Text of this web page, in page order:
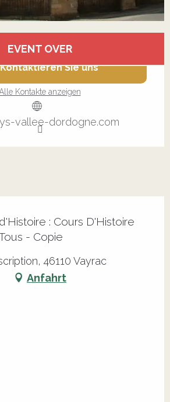
EVENT OVER
Kontaktieren Sie uns
Kontakte anzeigen
vallee-dordogne.com
: Cours D'Histoire
- Copie
46110 Vayrac
Anfahrt